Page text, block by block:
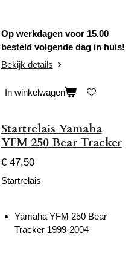
Op werkdagen voor 15.00
besteld volgende dag in huis!
Bekijk details
In winkelwagen
Startrelais Yamaha
YFM 250 Bear Tracker
€ 47,50
Startrelais
Yamaha YFM 250 Bear
Tracker 1999-2004